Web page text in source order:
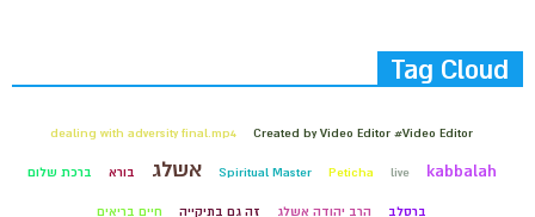
Tag Cloud
Created by Video Editor #Video Editor
dealing with adversity final.mp4
kabbalah
live
Peticha
Spiritual Master אשלג בורא ברכת שלום
ברסלב הרב יהודה אשלג זה גם בתיקייה חיים בריאים